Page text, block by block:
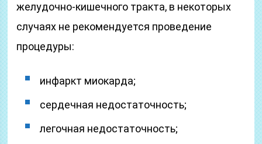
желудочно-кишечного тракта, в некоторых
случаях не рекомендуется проведение
процедуры:
инфаркт миокарда;
сердечная недостаточность;
легочная недостаточность;